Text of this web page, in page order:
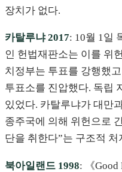
장치가 없다.
카탈루냐 2017: 10월 1일
인 헌법재판소는 이를 위
치정부는 투표를 강행했
투표소를 진압했다. 독립
있었다. 카탈루냐가 대만
종주국에 의해 위헌으로
단을 취한다”는 구조적 처
북아일랜드 1998: 《Good